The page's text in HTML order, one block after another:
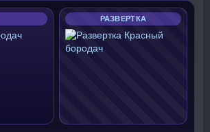
РАЗВЕРТКА